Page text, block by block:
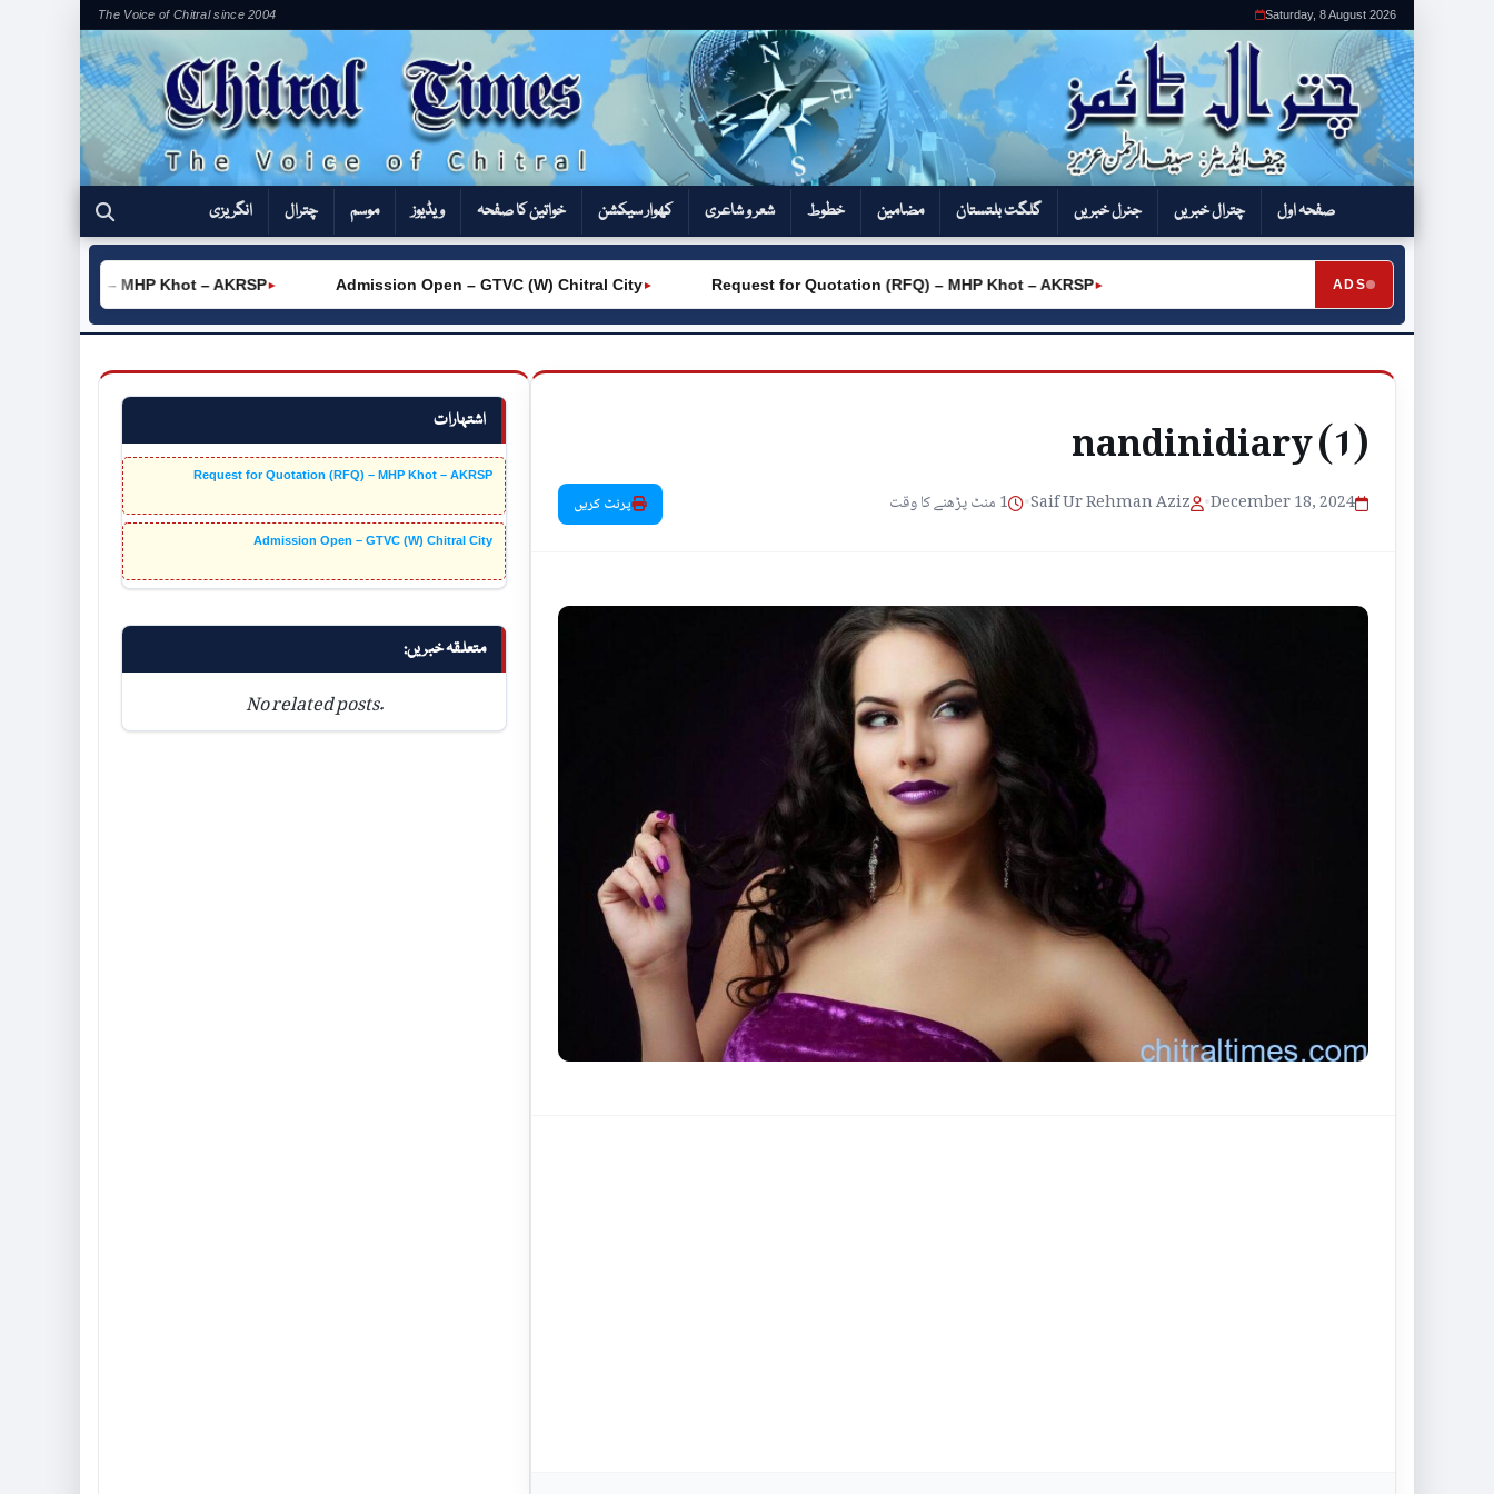
The Voice of Chitral since 2004 Saturday, 8 August 2026
صفحہ اول چترال خبریں جنرل خبریں گلگت بلتستان مضامین خطوط شعر و شاعری کھوار سیکشن‎ خواتین کا صفحہ ویڈیوز موسم چترال انگریزی
ADS
►
(RFQ) – MHP Khot – AKRSP ►
Request for Quotation (RFQ) – MHP Khot – AKRSP
►
Admission Open – GTVC (W) Chitral City
اشتہارات
Request for Quotation (RFQ) – MHP Khot – AKRSP
Admission Open – GTVC (W) Chitral City
متعلقہ خبریں:
No related posts.
nandinidiary (1)
December 18, 2024
•
Saif Ur Rehman Aziz
• 1 منٹ پڑھنے کا وقت پرنٹ کریں